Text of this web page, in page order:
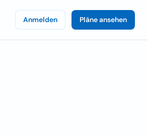
Anmelden Pläne ansehen